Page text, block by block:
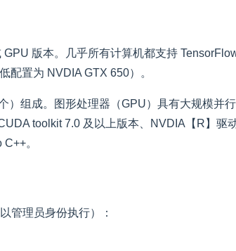
版本。几乎所有计算机都支持
配置为 NVDIA GTX 650）。
组成。图形处理器（GPU）具有大规模并
toolkit 7.0 及以上版本、NVDIA【R】驱
。
管理员身份执行）：